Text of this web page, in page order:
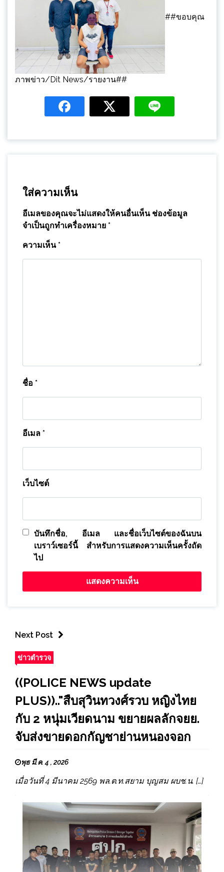
##ขอบคุณ
ภาพข่าว/Dit News/รายงาน##
ใส่ความเห็น
อีเมลของคุณจะไม่แสดงให้คนอื่นเห็น ช่องข้อมูล
จำเป็นถูกทำเครื่องหมาย *
ความเห็น*
ชื่อ *
อีเมล *
เว็บไซต์
บันทึกชื่อ, อีเมล และชื่อเว็บไซต์ของฉันบน
เบราว์เซอร์นี้ สำหรับการแสดงความเห็นครั้งถัด
ไป
Next Post
ข่าวตำรวจ
((POLICE NEWS update
PLUS)).."สืบสุวินทวงศ์รวบ หญิงไทย
กับ 2 หนุ่มเวียดนาม ขยายผลลักจยย.
จับส่งขายดอกกัญชาย่านหนองจอก
พุธ มี.ค. 4 , 2026
เมื่อวันที่ 4 มีนาคม 2569 พล.ต.ท.สยาม บุญสม ผบช.น. […]